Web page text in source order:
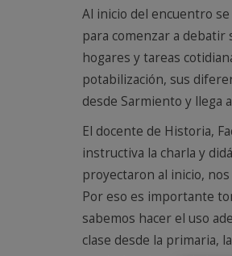
Al inicio del encuentro
para comenzar a
hogares y tareas
potabilización, sus
desde Sarmiento y llega
El docente de Historia,
instructiva la charla y
proyectaron al inicio,
Por eso es importante
sabemos hacer el uso
clase desde la primaria,